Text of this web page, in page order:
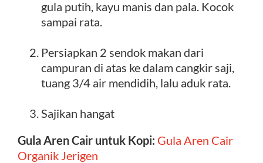
gula putih, kayu manis dan pala. Kocok
sampai rata.
Persiapkan 2 sendok makan dari
campuran di atas ke dalam cangkir saji,
tuang 3/4 air mendidih, lalu aduk rata.
Sajikan hangat
Gula Aren Cair untuk Kopi: Gula Aren Cair
Organik Jerigen